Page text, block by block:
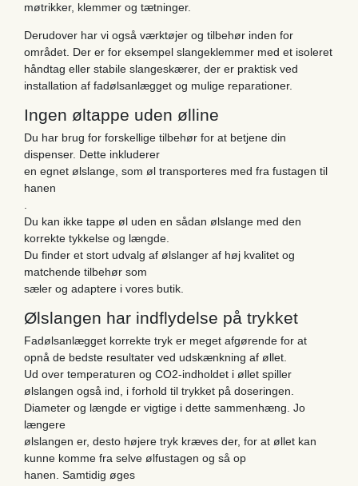
møtrikker, klemmer og tætninger.
Derudover har vi også værktøjer og tilbehør inden for
området. Der er for eksempel slangeklemmer med et isoleret
håndtag eller stabile slangeskærer, der er praktisk ved
installation af fadølsanlægget og mulige reparationer.
Ingen øltappe uden ølline
Du har brug for forskellige tilbehør for at betjene din
dispenser. Dette inkluderer
en egnet ølslange, som øl transporteres med fra fustagen til
hanen
Du kan ikke tappe øl uden en sådan ølslange med den
korrekte tykkelse og længde.
Du finder et stort udvalg af ølslanger af høj kvalitet og
matchende tilbehør som
sæler og adaptere i vores butik.
Ølslangen har indflydelse på trykket
Fadølsanlægget korrekte tryk er meget afgørende for at
opnå de bedste resultater ved udskænkning af øllet.
Ud over temperaturen og CO2-indholdet i øllet spiller
ølslangen også ind, i forhold til trykket på doseringen.
Diameter og længde er vigtige i dette sammenhæng. Jo
længere
ølslangen er, desto højere tryk kræves der, for at øllet kan
kunne komme fra selve ølfustagen og så op
hanen. Samtidig øges